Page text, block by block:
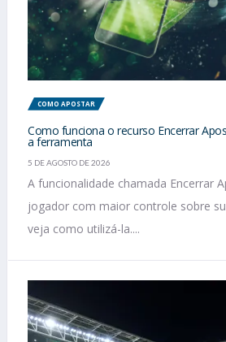
COMO APOSTAR
Como funciona o recurso Encerrar
a ferramenta
5 DE AGOSTO DE 2026
A funcionalidade chamada Encerrar
jogador com maior controle sobre
veja como utilizá-la....